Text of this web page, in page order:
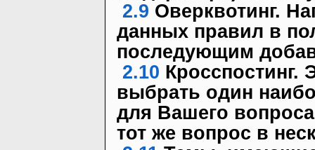
2.9 Оверквотинг.
данных правил в
последующим
2.10 Кросспостинг.
выбрать один
для Вашего
тот же вопрос в